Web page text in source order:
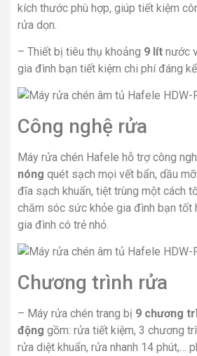
kích thước phù hợp, giúp tiết kiệm
rửa dọn.
– Thiết bị tiêu thụ khoảng 9 lít nước
gia đình bạn tiết kiệm chi phí đáng
Công nghệ rửa
Máy rửa chén Hafele hỗ trợ công
nóng quét sạch mọi vết bẩn, dầu
đĩa sạch khuẩn, tiệt trùng một cách
chăm sóc sức khỏe gia đình bạn tốt
gia đình có trẻ nhỏ.
Chương trình rửa
– Máy rửa chén trang bị 9 chương
động gồm: rửa tiết kiệm, 3 chương
rửa diệt khuẩn, rửa nhanh 14 phút,…